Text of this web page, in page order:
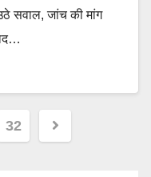
सवाल, जांच की मांग
32